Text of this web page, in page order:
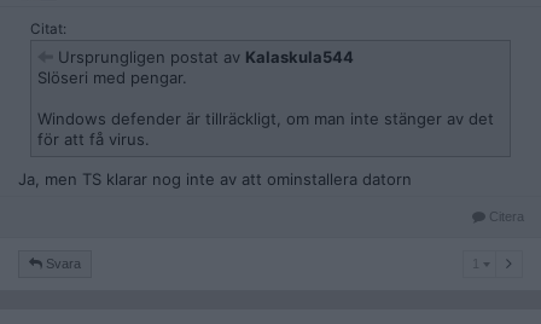
Citat:
Ursprungligen postat av Kalaskula544
Slöseri med pengar.
Windows defender är tillräckligt, om man inte stänger av det
för att få virus.
Ja, men TS klarar nog inte av att ominstallera datorn
Citera
Svara